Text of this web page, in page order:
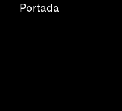
Portada